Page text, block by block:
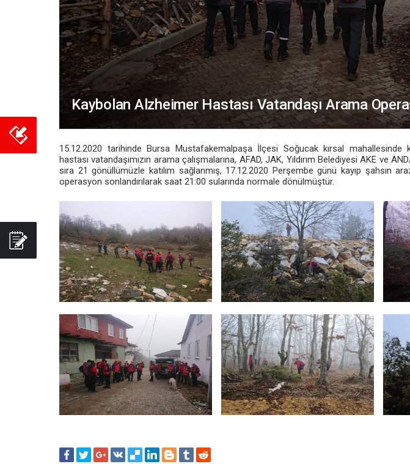
Kaybolan Alzheimer Hastası Vatandaşı Arama
15.12.2020 tarihinde Bursa Mustafakemalpaşa İlçesi Soğucak kırsal mahallesinde
hastası vatandaşımızın arama çalışmalarına, AFAD, JAK, Yıldırım Belediyesi AKE ve
sıra 21 gönüllümüzle katılım sağlanmış, 17.12.2020 Perşembe günü kayıp şahsın
operasyon sonlandırılarak saat 21:00 sularında normale dönülmüştür.